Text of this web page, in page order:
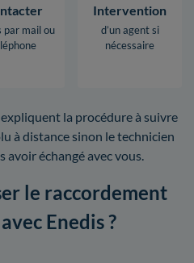
par mail ou
Intervention
d’un agent si
nécessaire
la procédure à suivre
à distance sinon le technicien
avoir échangé avec vous.
le raccordement
Enedis ?